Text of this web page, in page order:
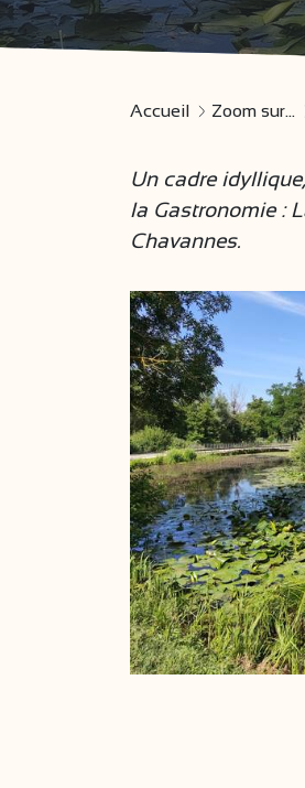
Accueil Zoom sur...
Un cadre
la Gastronomie :
Chavannes.